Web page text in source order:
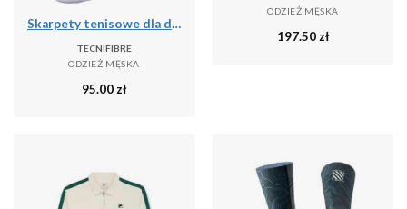
Skarpety tenisowe dla dorosłych 3pak Tecnifibre High Cut Classic Socks 3P
TECNIFIBRE
ODZIEŻ MĘSKA
95.00 zł
ODZIEŻ MĘSKA
197.50 zł